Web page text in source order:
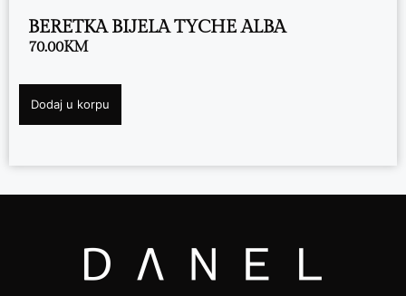
BERETKA BIJELA TYCHE ALBA
70.00KM
Dodaj u korpu